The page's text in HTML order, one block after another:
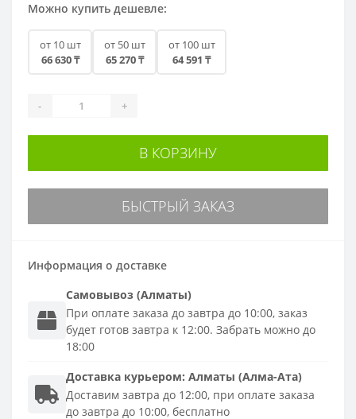
Можно купить дешевле:
от 10 шт
66 630 ₸
от 50 шт
65 270 ₸
от 100 шт
64 591 ₸
- +
В КОРЗИНУ
БЫСТРЫЙ ЗАКАЗ
Информация о доставке
Самовывоз (Алматы)
При оплате заказа до завтра до 10:00, заказ
будет готов завтра к 12:00. Забрать можно до
18:00
Доставка курьером: Алматы (Алма-Ата)
Доставим завтра до 12:00, при оплате заказа
до завтра до 10:00, бесплатно